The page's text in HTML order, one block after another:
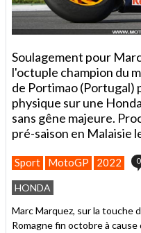
Soulagement pour
l'octuple champion du
de Portimao (Portugal)
physique sur une
sans gêne majeure.
pré-saison en Malaisie
Sport MotoGP 2022 0
HONDA
Marc Marquez, sur la touche
Romagne fin octobre à